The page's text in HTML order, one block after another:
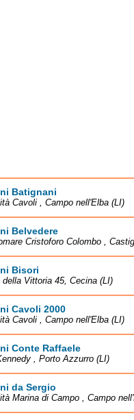
Batignani
Cavoli , Campo nell'Elba (LI)
Belvedere
Cristoforo Colombo ,
Bisori
della Vittoria 45, Cecina (LI)
Cavoli 2000
Cavoli , Campo nell'Elba (LI)
Conte Raffaele
, Porto Azzurro (LI)
da Sergio
Marina di Campo , Campo